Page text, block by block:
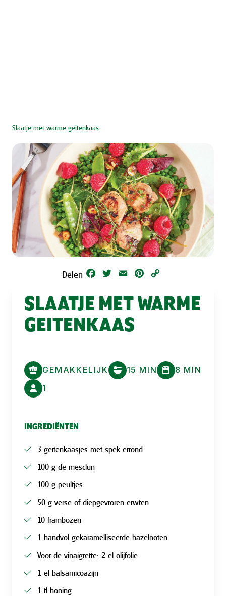
Slaatje met warme geitenkaas
Delen Facebook
Twitter Email Pinterest
SLAATJE MET WARME
GEITENKAAS
GEMAKKELIJK 15 MIN
8 MIN
1
INGREDIËNTEN
3 geitenkaasjes met spek errond
100 g de mesclun
100 g peultjes
50 g verse of diepgevroren erwten
10 frambozen
1 handvol gekaramelliseerde hazelnoten
Voor de vinaigrette: 2 el olijfolie
1 el balsamicoazijn
1 tl honing